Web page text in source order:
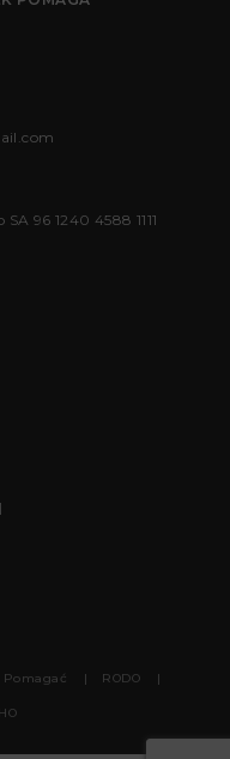
96 1240 4588 1111
RODO